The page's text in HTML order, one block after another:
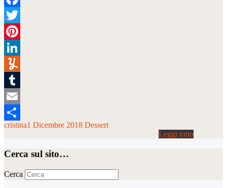
Facebook
Twitter
Pinterest
LinkedIn
Yummly
Tumblr
Email
Condividi
cristina1 Dicembre 2018 Dessert
Cerca sul sito…
Cerca